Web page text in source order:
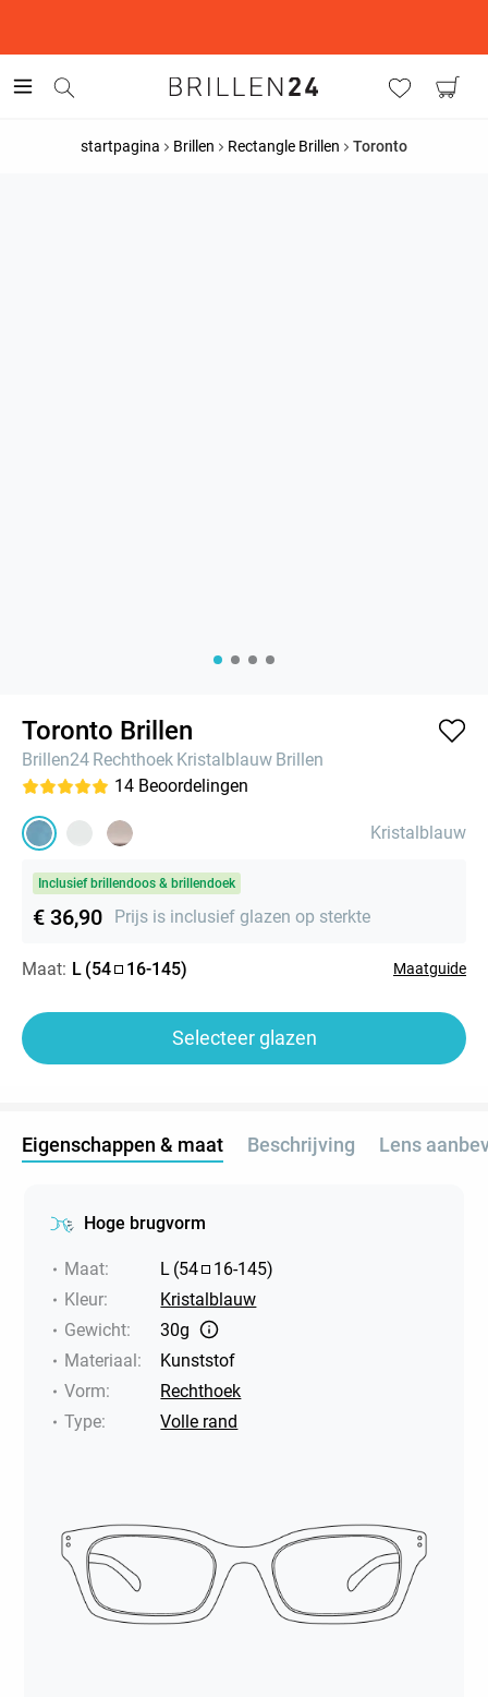
startpagina Brillen Rectangle Brillen Toronto
Toronto Brillen
Brillen24 Rechthoek Kristalblauw Brillen
14 Beoordelingen
Kristalblauw
Inclusief brillendoos & brillendoek
€ 36,90 Prijs is inclusief glazen op sterkte
Maat: L (54 16-145) Maatguide
Selecteer glazen
Eigenschappen & maat Beschrijving Lens
Hoge brugvorm
Maat: L (54 16-145)
Kleur:
Kristalblauw
Gewicht:
30g
Materiaal:
Kunststof
Vorm:
Rechthoek
Type: Volle rand